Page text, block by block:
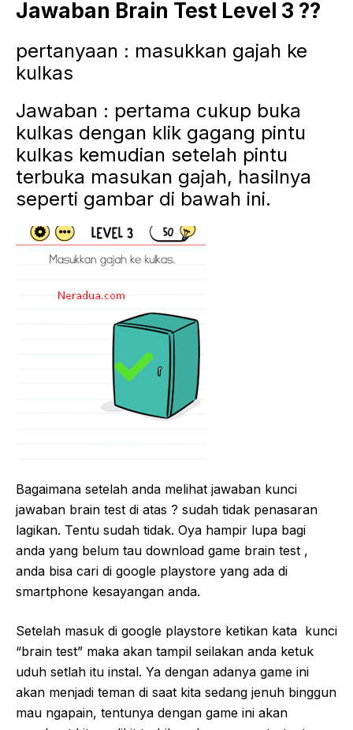
Jawaban Brain Test Level 3 ??
pertanyaan : masukkan gajah ke
kulkas
Jawaban : pertama cukup buka
kulkas dengan klik gagang pintu
kulkas kemudian setelah pintu
terbuka masukan gajah, hasilnya
seperti gambar di bawah ini.
Bagaimana setelah anda melihat jawaban kunci
jawaban brain test di atas ? sudah tidak penasaran
lagikan. Tentu sudah tidak. Oya hampir lupa bagi
anda yang belum tau download game brain test ,
anda bisa cari di google playstore yang ada di
smartphone kesayangan anda.
Setelah masuk di google playstore ketikan kata kunci
“brain test” maka akan tampil seilakan anda ketuk
uduh setlah itu instal. Ya dengan adanya game ini
akan menjadi teman di saat kita sedang jenuh binggun
mau ngapain, tentunya dengan game ini akan